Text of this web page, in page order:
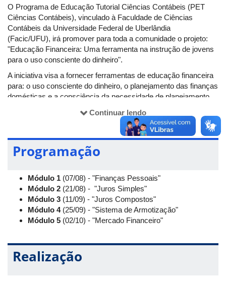
O Programa de Educação Tutorial Ciências Contábeis (PET
Ciências Contábeis), vinculado à Faculdade de Ciências
Contábeis da Universidade Federal de Uberlândia
(Facic/UFU), irá promover para toda a comunidade o projeto:
"Educação Financeira: Uma ferramenta na instrução de jovens
para o uso consciente do dinheiro".
A iniciativa visa a fornecer ferramentas de educação financeira
para: o uso consciente do dinheiro, o planejamento das finanças
domésticas e a consciência da necessidade de planejamento
Desenvolvido em parceria com a Escola Estadual Frei Egídio
Parisi e sob a coordenação da professora Lísia de Melo
Queiroz, da Facic, o projeto será oferecido em módulos, aos
canal do PET Ciências Contábeis UFU no YouTube
certificados serão emitidos para os participantes que
preencherem o formulário de presença, ao final de cada
módulo.
Continuar lendo
Programação
Módulo 1 (07/08) - "Finanças Pessoais"
Módulo 2 (21/08) - "Juros Simples"
Módulo 3 (11/09) - "Juros Compostos"
Módulo 4 (25/09) - "Sistema de Armotização"
Módulo 5 (02/10) - "Mercado Financeiro"
Realização